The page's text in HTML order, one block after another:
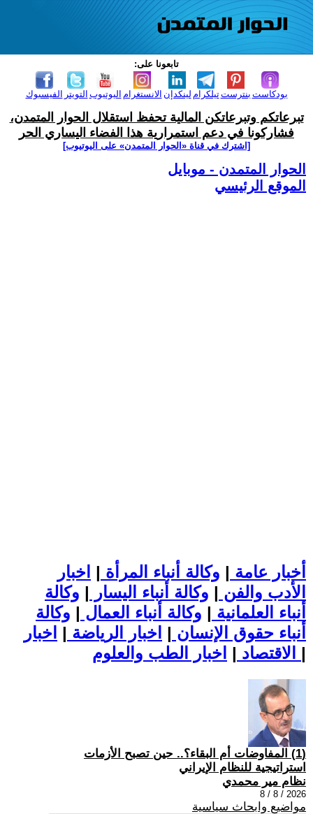
تابعونا على:
الفيسبوك التويتر اليوتيوب الانستغرام لينكدإن تيلكرامبنترست بودكاست
تبرعاتكم وتبرعاتكن المالية تحفظ استقلال الحوار المتمدن،
فشاركونا في دعم استمرارية هذا الفضاء اليساري الحر
[اشترك في قناة ‫«الحوار المتمدن» على اليوتيوب]
الحوار المتمدن - موبايل
الموقع الرئيسي
أخبار عامة | وكالة أنباء المرأة | اخبار
الأدب والفن | وكالة أنباء اليسار | وكالة
أنباء العلمانية | وكالة أنباء العمال | وكالة
أنباء حقوق الإنسان | اخبار الرياضة | اخبار
الاقتصاد | |
(1) المفاوضات أم البقاء؟.. حين تصبح الأزمات
استراتيجية للنظام الإيراني
نظام مير محمدي
2026 / 8 / 8
مواضيع وابحاث سياسية